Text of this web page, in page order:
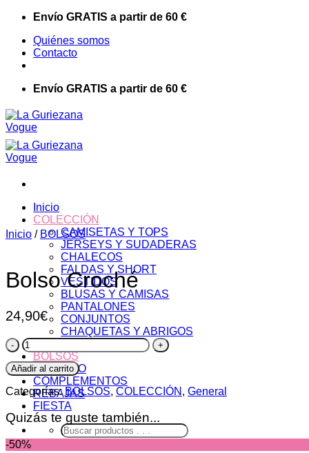
Saltar
contenido
Envío GRATIS a partir de 60 €
Quiénes somos
Contacto
Envío GRATIS a partir de 60 €
Inicio
COLECCIÓN
CAMISETAS Y TOPS
JERSEYS Y SUDADERAS
CHALECOS
FALDAS Y SHORT
VESTIDOS
BLUSAS Y CAMISAS
PANTALONES
CONJUNTOS
CHAQUETAS Y ABRIGOS
BOLSOS
CALZADO
COMPLEMENTOS
REBAJAS
FIESTA
Buscar
por:
Inicio / BOLSOS
Bolso Croché
24,90€
Bolso
Croché
cantidad
Añadir al carrito
Categorías: BOLSOS, COLECCIÓN , General
Quizás te guste también...
-50%